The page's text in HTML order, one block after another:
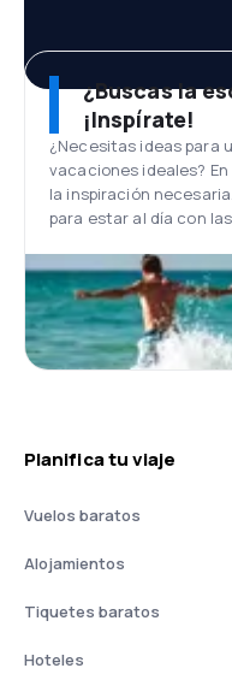
¿Buscas la
¡Inspírate!
¿Necesitas ideas para
vacaciones ideales?
la inspiración
para estar al día con
Planifica tu viaje
Vuelos baratos
Alojamientos
Tiquetes baratos
Hoteles